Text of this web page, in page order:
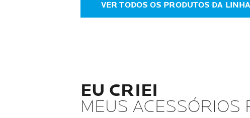
VER TODOS OS PRODUTOS DA LINHA
EU CRIEI
MEUS ACESSÓRIOS